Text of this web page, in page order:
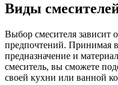
Виды
Выбор смесителя зависит
предпочтений. Принимая
предназначение и
смеситель, вы сможете
своей кухни или ванной